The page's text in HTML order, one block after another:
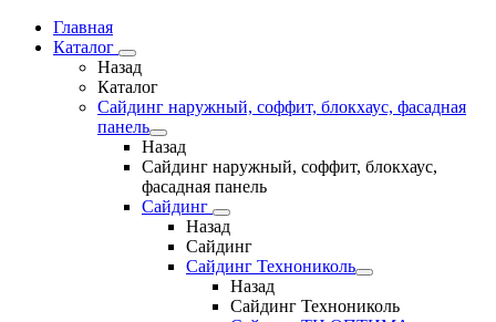
Главная
Каталог
Назад
Каталог
Сайдинг наружный, соффит, блокхаус, фасадная
панель
Назад
Сайдинг наружный, соффит, блокхаус,
фасадная панель
Сайдинг
Назад
Сайдинг
Сайдинг Технониколь
Назад
Сайдинг Технониколь